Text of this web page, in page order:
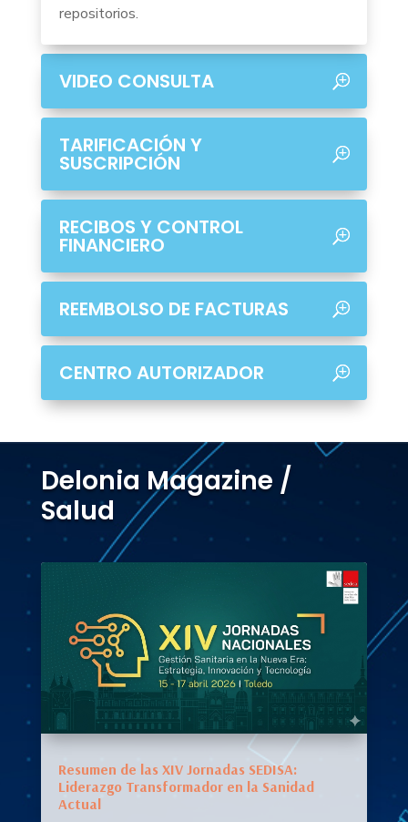
repositorios.
VIDEO CONSULTA
TARIFICACIÓN Y
SUSCRIPCIÓN
RECIBOS Y CONTROL
FINANCIERO
REEMBOLSO DE FACTURAS
CENTRO AUTORIZADOR
Delonia Magazine /
Salud
Resumen de las XIV Jornadas SEDISA:
Liderazgo Transformador en la Sanidad
Actual